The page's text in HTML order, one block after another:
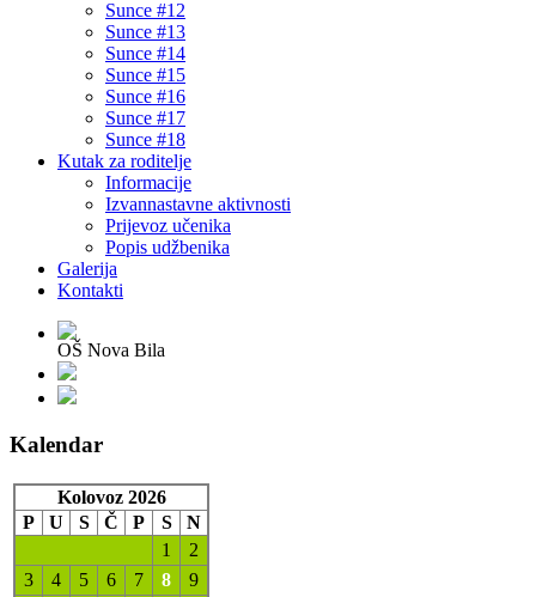
Sunce #12
Sunce #13
Sunce #14
Sunce #15
Sunce #16
Sunce #17
Sunce #18
Kutak za roditelje
Informacije
Izvannastavne aktivnosti
Prijevoz učenika
Popis udžbenika
Galerija
Kontakti
OŠ Nova Bila
Kalendar
Kolovoz 2026
P
U S Č P S
N
1
2
3
4 5 6 7 8
9